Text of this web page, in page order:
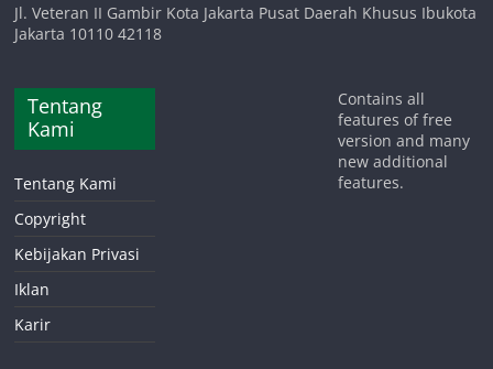
Jl. Veteran II Gambir Kota Jakarta Pusat Daerah Khusus Ibukota
Jakarta 10110 42118
Tentang
Kami
Tentang Kami
Copyright
Kebijakan Privasi
Iklan
Karir
Contains all
features of free
version and many
new additional
features.